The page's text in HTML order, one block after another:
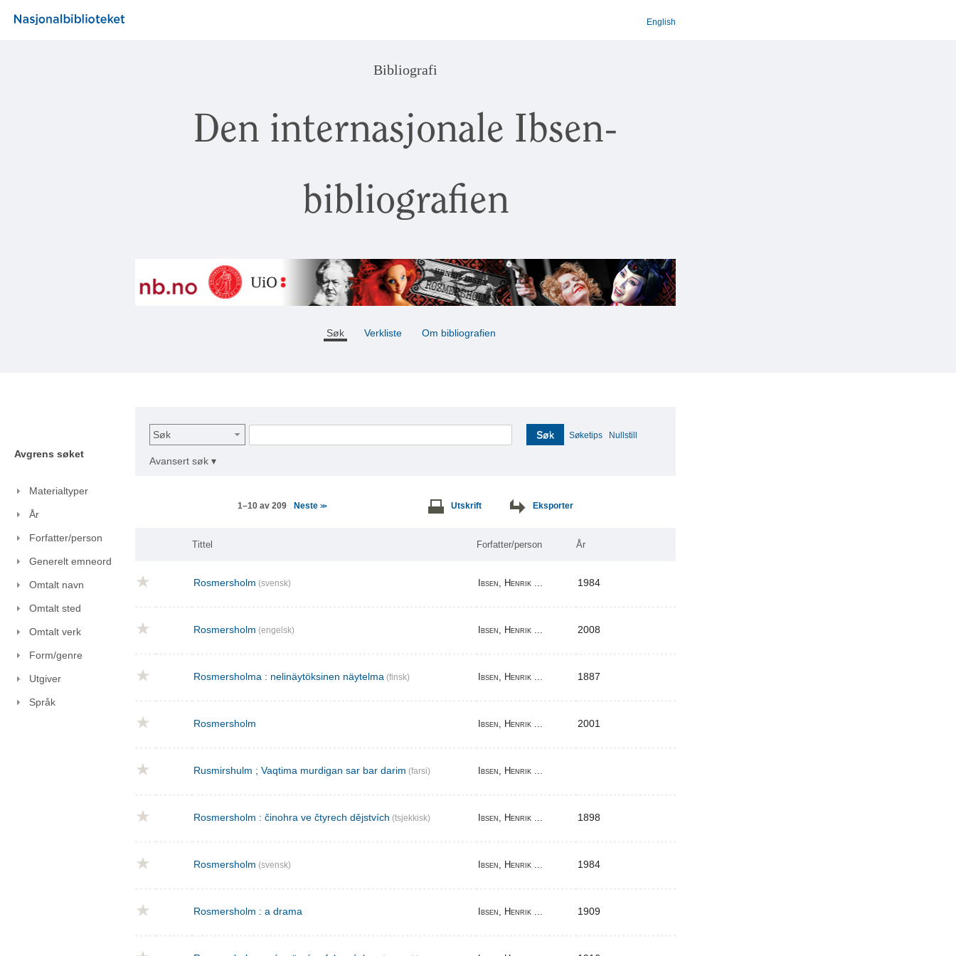
English
Bibliografi
Den internasjonale Ibsen-
bibliografien
Søk Verkliste Om bibliografien
Avgrens søket
Materialtyper
År
Forfatter/person
Generelt emneord
Omtalt navn
Omtalt sted
Omtalt verk
Form/genre
Utgiver
Språk
Søk Søk Søketips Nullstill
Avansert søk ▾
1–10 av 209 Neste >> Utskrift Eksporter
Tittel Forfatter/person År
Rosmersholm (svensk) Ibsen, Henrik ... 1984
Rosmersholm (engelsk) Ibsen, Henrik ... 2008
Rosmersholma : nelinäytöksinen näytelma (finsk) Ibsen, Henrik ... 1887
Rosmersholm Ibsen, Henrik ... 2001
Rusmirshulm ; Vaqtima murdigan sar bar darim (farsi) Ibsen, Henrik ...
Rosmersholm : činohra ve čtyrech dějstvích (tsjekkisk) Ibsen, Henrik ... 1898
Rosmersholm (svensk) Ibsen, Henrik ... 1984
Rosmersholm : a drama Ibsen, Henrik ... 1909